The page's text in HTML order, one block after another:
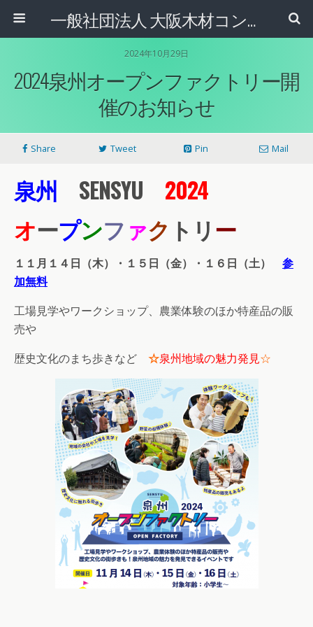
一般社団法人 大阪木材コンビナート協会
2024年10月29日
2024泉州オープンファクトリー開
催のお知らせ
Share Tweet Pin Mail
泉州 SENSYU 2024
オープンファク トリー
１１月１４日（木）・１５日（金）・１６日（土） 参
加無料
工場見学やワークショップ、農業体験のほか特産品の販
売や
歴史文化のまち歩きなど ☆泉州地域の魅力発見☆